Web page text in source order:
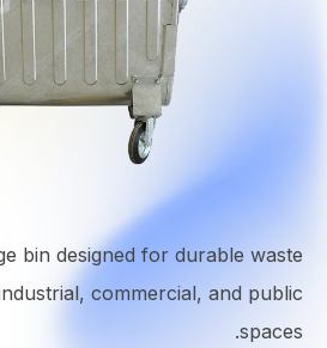
bin designed for durable waste
commercial, and public
spaces.